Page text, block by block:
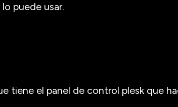
puede usar.
tiene el panel de control plesk que